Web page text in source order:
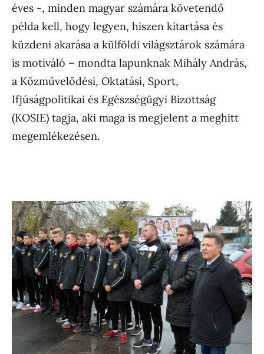
éves -, minden magyar számára követendő
példa kell, hogy legyen, hiszen kitartása és
küzdeni akarása a külföldi világsztárok számára
is motiváló – mondta lapunknak Mihály András,
a Közművelődési, Oktatási, Sport,
Ifjúságpolitikai és Egészségügyi Bizottság
(KOSIE) tagja, aki maga is megjelent a meghitt
megemlékezésen.